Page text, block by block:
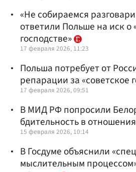
«Не собираемся
ответили Польше на иск о
господстве»
17 февраля 2026, 11:23
Польша потребует от
репарации за «советское
17 февраля 2026, 09:51
В МИД РФ попросили
бдительность в
15 февраля 2026, 10:14
В Госдуме объяснили
мыслительным